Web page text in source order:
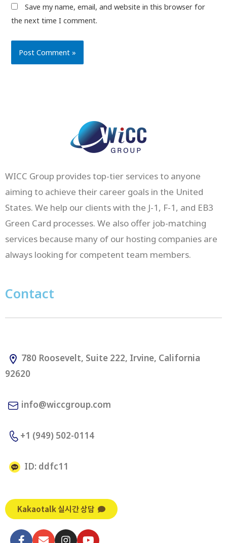
Save my name, email, and website in this browser for
the next time I comment.
WICC Group provides top-tier services to anyone
aiming to achieve their career goals in the United
States. We help our clients with the J-1, F-1, and EB3
Green Card processes. We also offer job-matching
services because many of our hosting companies are
always looking for competent team members.
Contact
780 Roosevelt, Suite 222, Irvine, California
92620
info@wiccgroup.com
+1 (949) 502-0114
ID: ddfc11
Kakaotalk 실시간 상담